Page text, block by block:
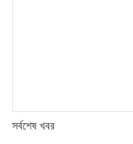
সর্বশেষ খবর